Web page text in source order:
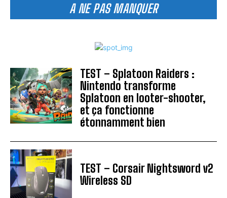
A NE PAS MANQUER
TEST – Splatoon Raiders :
Nintendo transforme
Splatoon en looter-shooter,
et ça fonctionne
étonnamment bien
TEST – Corsair Nightsword v2
Wireless SD